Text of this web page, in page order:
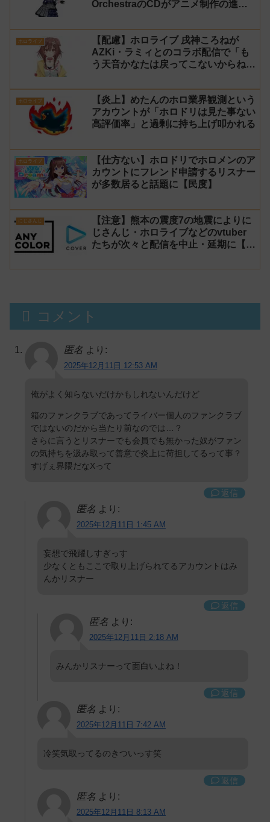
OrchestraのCDがアニメ制作の進行
ホロライブ
【配慮】ホロライブ 戌神ころねが
AZKi・ラミィとのコラボ配信で「も
う天音かなたは戻ってこないからね」
ホロライブ
【炎上】めたんのホロ業界観測という
アカウントが「ホロドリは見た事ない
高評価率」と過剰に持ち上げ叩かれる
ホロライブ
【仕方ない】ホロドリでホロメンのア
カウントにフレンド申請するリスナー
が多数居ると話題に【民度】
にじさんじ
【注意】熊本の震度7の地震によりに
じさんじ・ホロライブなどのvtuber
たちが次々と配信を中止・延期に【不
コメント
匿名 より:
2025年12月11日 12:53 AM
俺がよく知らないだけかもしれないんだけど
箱のファンクラブであってライバー個人のファンクラブ
ではないのだから当たり前なのでは…？
さらに言うとリスナーでも会員でも無かった奴がファン
の気持ちを汲み取って善意で炎上に荷担してるって事？
すげぇ界隈だなXって
返信
匿名 より:
2025年12月11日 1:45 AM
妄想で飛躍しすぎっす
少なくともここで取り上げられてるアカウントはみ
んかリスナー
返信
匿名 より:
2025年12月11日 2:18 AM
みんかリスナーって面白いよね！
返信
匿名 より:
2025年12月11日 7:42 AM
冷笑気取ってるのきついっす笑
返信
匿名 より:
2025年12月11日 8:13 AM